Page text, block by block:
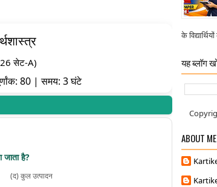
सेट-A)
80 | समय: 3 घंटे
जाता है?
(द) कुल उत्पादन
के
यह ब्लॉग
ABOUT ME